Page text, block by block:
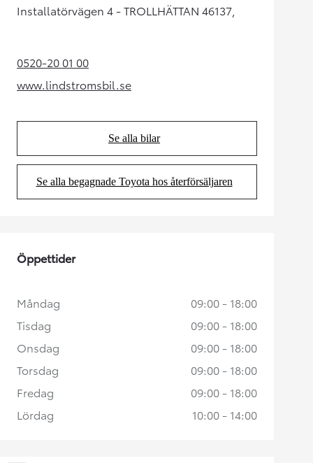
Installatörvägen 4 - TROLLHÄTTAN 46137,
0520-20 01 00(Opens in new tab)
www.lindstromsbil.se
(Opens in new tab)
Se alla bilar
(Opens in new tab)
Se alla begagnade Toyota hos återförsäljaren
(Opens in new tab)
Öppettider
Måndag
09:00 - 18:00
Tisdag
09:00 - 18:00
Onsdag
09:00 - 18:00
Torsdag
09:00 - 18:00
Fredag
09:00 - 18:00
Lördag
10:00 - 14:00